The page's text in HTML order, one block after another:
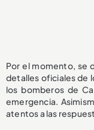
Por el momento, se
detalles oficiales de
los bomberos de
emergencia.
atentos a las